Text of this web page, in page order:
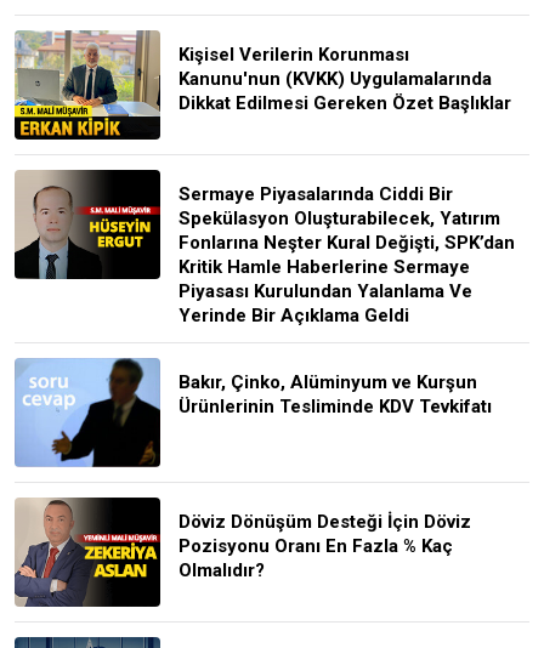
Kişisel Verilerin Korunması
Kanunu'nun (KVKK) Uygulamalarında
Dikkat Edilmesi Gereken Özet Başlıklar
Sermaye Piyasalarında Ciddi Bir
Spekülasyon Oluşturabilecek, Yatırım
Fonlarına Neşter Kural Değişti, SPK’dan
Kritik Hamle Haberlerine Sermaye
Piyasası Kurulundan Yalanlama Ve
Yerinde Bir Açıklama Geldi
Bakır, Çinko, Alüminyum ve Kurşun
Ürünlerinin Tesliminde KDV Tevkifatı
Döviz Dönüşüm Desteği İçin Döviz
Pozisyonu Oranı En Fazla % Kaç
Olmalıdır?